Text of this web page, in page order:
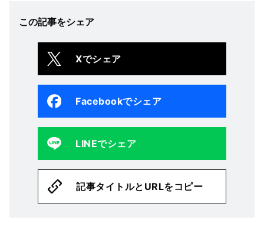
この記事をシェア
Xでシェア
Facebookでシェア
LINEでシェア
記事タイトルとURLをコピー